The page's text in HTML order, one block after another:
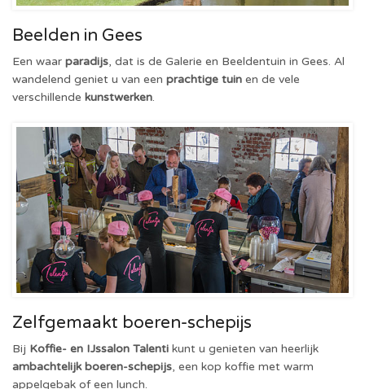
Beelden in Gees
Een waar paradijs, dat is de Galerie en Beeldentuin in Gees. Al
wandelend geniet u van een prachtige tuin en de vele
verschillende kunstwerken.
Zelfgemaakt boeren-schepijs
Bij Koffie- en IJssalon Talenti kunt u genieten van heerlijk
ambachtelijk boeren-schepijs, een kop koffie met warm
appelgebak of een lunch.